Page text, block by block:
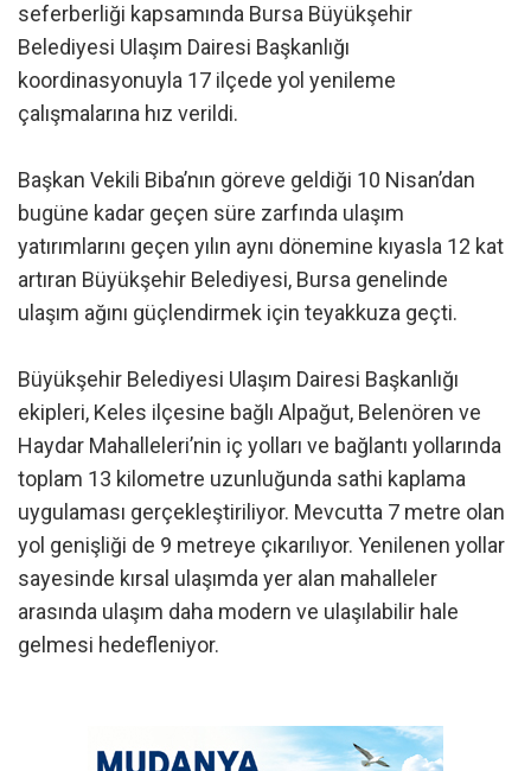
seferberliği kapsamında Bursa Büyükşehir
Belediyesi Ulaşım Dairesi Başkanlığı
koordinasyonuyla 17 ilçede yol yenileme
çalışmalarına hız verildi.
Başkan Vekili Biba’nın göreve geldiği 10 Nisan’dan
bugüne kadar geçen süre zarfında ulaşım
yatırımlarını geçen yılın aynı dönemine kıyasla 12 kat
artıran Büyükşehir Belediyesi, Bursa genelinde
ulaşım ağını güçlendirmek için teyakkuza geçti.
Büyükşehir Belediyesi Ulaşım Dairesi Başkanlığı
ekipleri, Keles ilçesine bağlı Alpağut, Belenören ve
Haydar Mahalleleri’nin iç yolları ve bağlantı yollarında
toplam 13 kilometre uzunluğunda sathi kaplama
uygulaması gerçekleştiriliyor. Mevcutta 7 metre olan
yol genişliği de 9 metreye çıkarılıyor. Yenilenen yollar
sayesinde kırsal ulaşımda yer alan mahalleler
arasında ulaşım daha modern ve ulaşılabilir hale
gelmesi hedefleniyor.